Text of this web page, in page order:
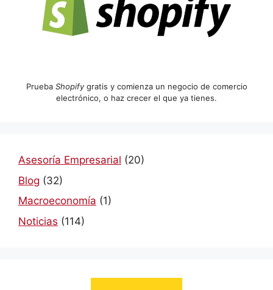
Prueba Shopifygratis y comienza un negocio de comercio
electrónico, o haz crecer el que ya tienes.
Asesoría Empresarial (20)
Blog (32)
Macroeconomía (1)
Noticias (114)